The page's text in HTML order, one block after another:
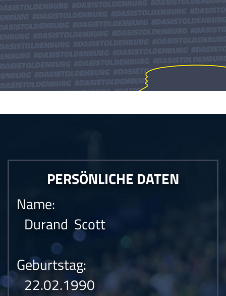
PERSÖNLICHE DATEN
Name:
Durand Scott
Geburtstag:
22.02.1990